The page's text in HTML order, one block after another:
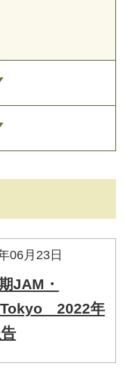
06月23日
JAM・
2022年